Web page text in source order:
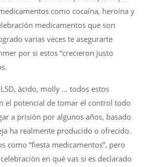
como cocaína, heroína y
medicamentos que son
varias veces te asegurarte
por si estos “crecieron justo
ácido, molly … todos estos
el potencial de tomar el control todo
a prisión por algunos años, basado
ha realmente producido o ofrecido.
como “fiesta medicamentos”, pero
en qué vas si es declarado